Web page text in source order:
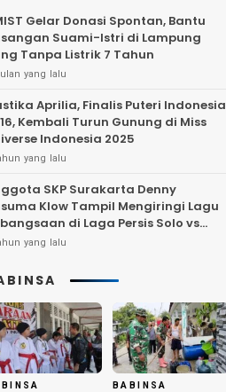
Gelar Donasi Spontan, Bantu
Suami-Istri di Lampung
Tanpa Listrik 7 Tahun
yang lalu
Aprilia, Finalis Puteri Indonesia
Kembali Turun Gunung di Miss
Indonesia 2025
yang lalu
SKP Surakarta Denny
Klow Tampil Mengiringi Lagu
di Laga Persis Solo vs
Jakarta
yang lalu
BABINSA